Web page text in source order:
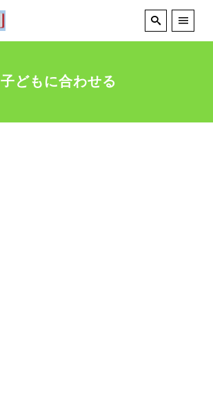
子どもに合わせる